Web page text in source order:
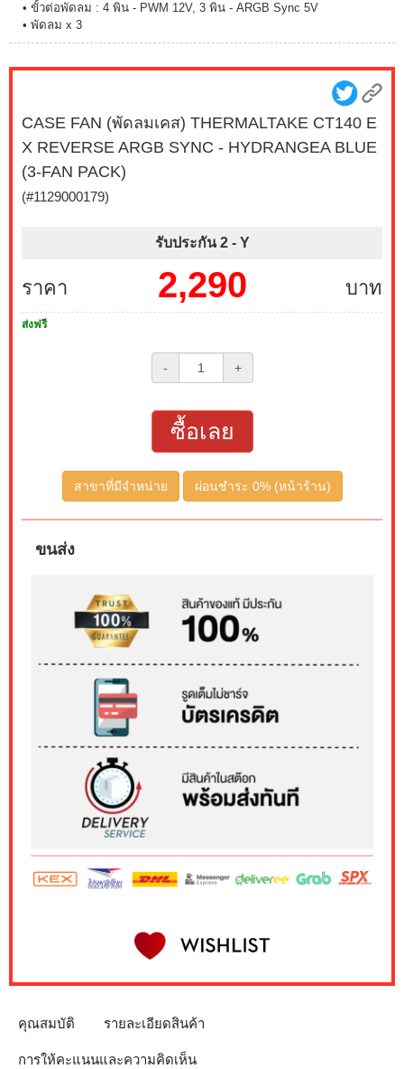
• ขั้วต่อพัดลม : 4 พิน - PWM 12V, 3 พิน - ARGB Sync 5V
• พัดลม x 3
CASE FAN (พัดลมเคส) THERMALTAKE CT140 E
X REVERSE ARGB SYNC - HYDRANGEA BLUE
(3-FAN PACK)
(#1129000179)
รับประกัน 2 - Y
ราคา บาท
2,290
ส่งฟรี
- +
ซื้อเลย
สาขาที่มีจำหน่าย ผ่อนชำระ 0% (หน้าร้าน)
ขนส่ง
คุณสมบัติ รายละเอียดสินค้า
การให้คะแนนและความคิดเห็น